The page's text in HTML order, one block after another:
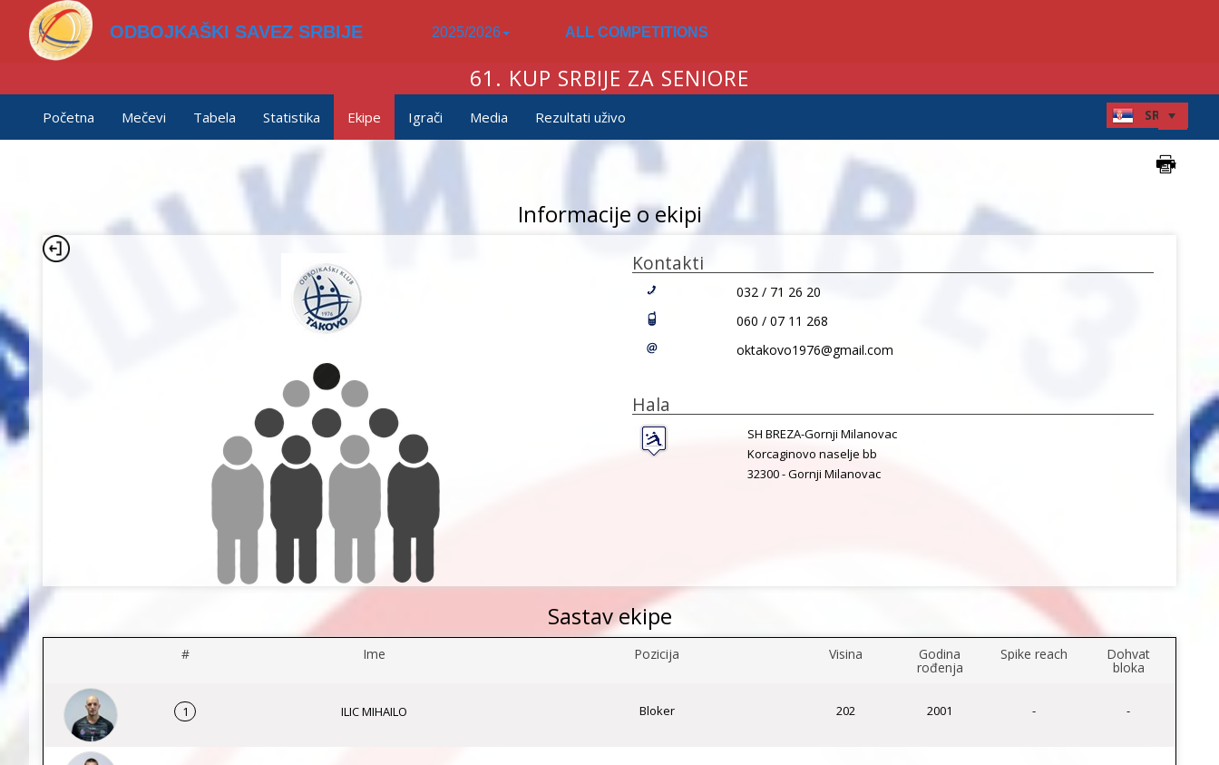
ODBOJKAŠKI SAVEZ SRBIJE 2025/2026 ALL COMPETITIONS
61. KUP SRBIJE ZA SENIORE
Početna Mečevi Tabela Statistika Ekipe Igrači Media Rezultati uživo
Informacije o ekipi
Kontakti
032 / 71 26 20
060 / 07 11 268
oktakovo1976@gmail.com
Hala
SH BREZA-Gornji Milanovac
Korcaginovo naselje bb
32300 -Gornji Milanovac
Sastav ekipe
# Ime Pozicija Visina Godina
rođenja
Spike reach Dohvat
bloka
1 ILIC MIHAILO Bloker 202 2001 - -